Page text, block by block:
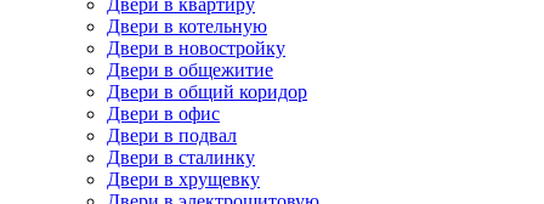
Двери в квартиру
Двери в котельную
Двери в новостройку
Двери в общежитие
Двери в общий коридор
Двери в офис
Двери в подвал
Двери в сталинку
Двери в хрущевку